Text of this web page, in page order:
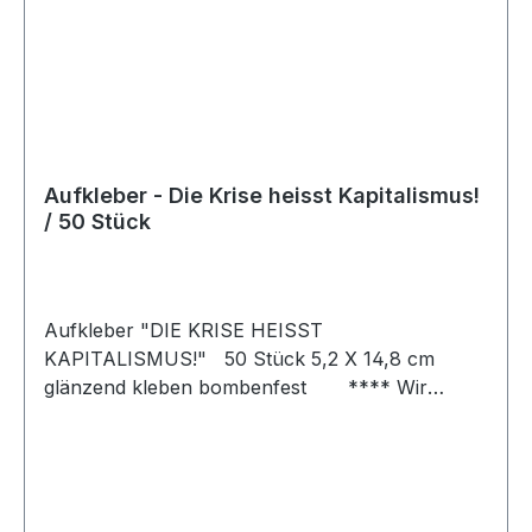
Aufkleber - Die Krise heisst Kapitalismus!
/ 50 Stück
Aufkleber "DIE KRISE HEISST
KAPITALISMUS!" 50 Stück 5,2 X 14,8 cm
glänzend kleben bombenfest **** Wir